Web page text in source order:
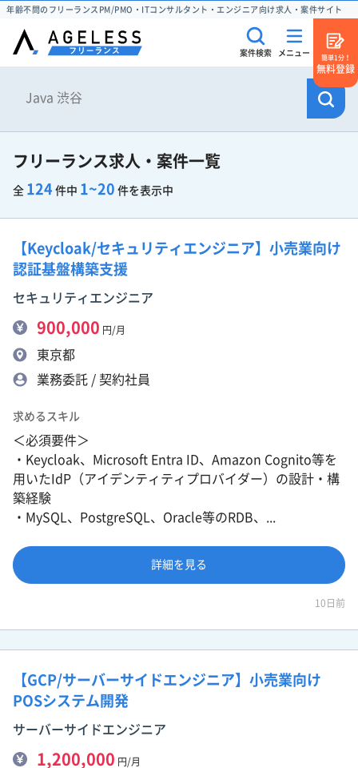
年齢不問のフリーランスPM/PMO・ITコンサルタント・エンジニア向け求人・案件サイト
案件検索 メニュー
簡単1分！
無料登録
フリーランス求人・案件一覧
全 124 件中 1~20 件を表示中
【Keycloak/セキュリティエンジニア】小売業向け
認証基盤構築支援
セキュリティエンジニア
900,000 円/月
東京都
業務委託 / 契約社員
求めるスキル
＜必須要件＞
・Keycloak、Microsoft Entra ID、Amazon Cognito等を
用いたIdP（アイデンティティプロバイダー）の設計・構
築経験
・MySQL、PostgreSQL、Oracle等のRDB、...
詳細を見る
10日前
【GCP/サーバーサイドエンジニア】小売業向け
POSシステム開発
サーバーサイドエンジニア
1,200,000 円/月